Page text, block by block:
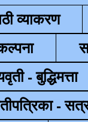
व्याकरण
- बुद्धिमत्ता
-